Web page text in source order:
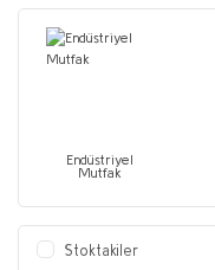
Endüstriyel
Mutfak
Stoktakiler